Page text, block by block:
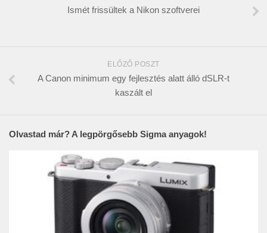
Ismét frissültek a Nikon szoftverei
ELŐZŐ POSZT
A Canon minimum egy fejlesztés alatt álló dSLR-t
kaszált el
Olvastad már? A legpörgősebb Sigma anyagok!